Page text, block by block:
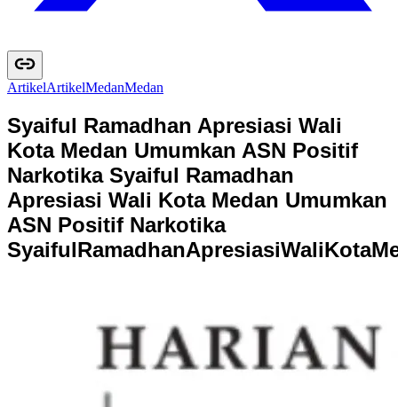
ArtikelArtikelMedanMedan
‎Syaiful Ramadhan Apresiasi Wali
Kota Medan Umumkan ASN Positif
Narkotika ‎ ‎Syaiful Ramadhan
Apresiasi Wali Kota Medan Umumkan
ASN Positif Narkotika
SyaifulRamadhanApresiasiWaliKotaM